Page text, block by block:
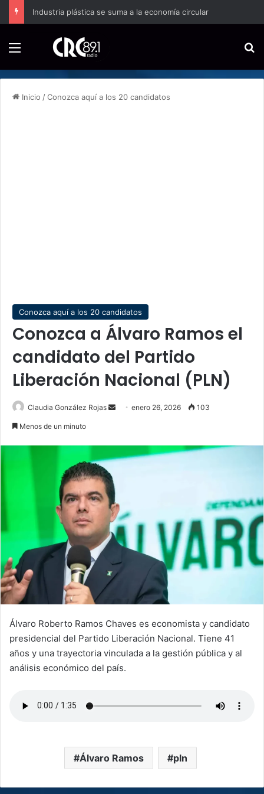
Industria plástica se suma a la economía circular
Menú
Inicio /Conozca aquí a los 20 candidatos
Conozca aquí a los 20 candidatos
Conozca a Álvaro Ramos el
candidato del Partido
Liberación Nacional (PLN)
Claudia González Rojas
Sendenero 26, 2026 103
Menos de un minuto
Álvaro Roberto Ramos Chaves es economista y candidato
presidencial del Partido Liberación Nacional. Tiene 41
años y una trayectoria vinculada a la gestión pública y al
análisis económico del país.
Álvaro Ramos pln